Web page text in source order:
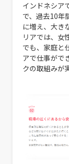
インドネシア
で、過去10年
に増え、大き
リアでは、女
でも、家庭と
アで仕事がで
クの取組みが